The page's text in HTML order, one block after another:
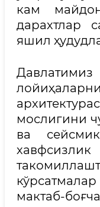
кам
дарахтлар
яшил
мослигини
ва
мактаб-